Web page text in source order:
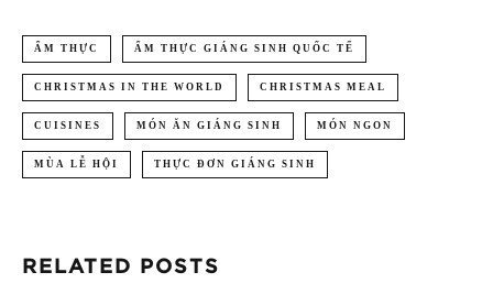
ẨM THỰC ẨM THỰC GIÁNG SINH QUỐC TẾ
CHRISTMAS IN THE WORLD CHRISTMAS MEAL
CUISINES MÓN ĂN GIÁNG SINH MÓN NGON
MÙA LỄ HỘI THỰC ĐƠN GIÁNG SINH
RELATED POSTS